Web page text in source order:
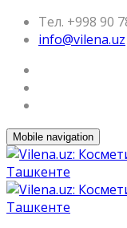
Тел. +998 90
info@vilena.uz
Mobile navigation